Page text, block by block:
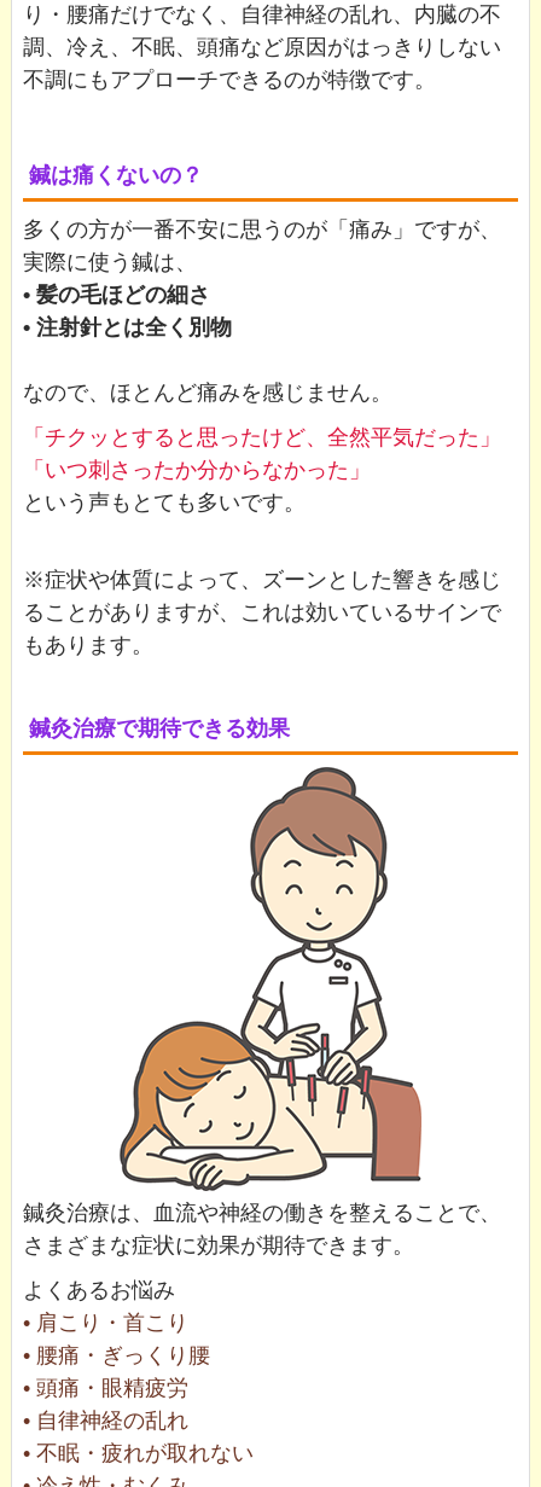
り・腰痛だけでなく、自律神経の乱れ、内臓の不
調、冷え、不眠、頭痛など原因がはっきりしない
不調にもアプローチできるのが特徴です。
鍼は痛くないの？
多くの方が一番不安に思うのが「痛み」ですが、
実際に使う鍼は、
• 髪の毛ほどの細さ
• 注射針とは全く別物
なので、ほとんど痛みを感じません。
「チクッとすると思ったけど、全然平気だった」
「いつ刺さったか分からなかった」
という声もとても多いです。
※症状や体質によって、ズーンとした響きを感じ
ることがありますが、これは効いているサインで
もあります。
鍼灸治療で期待できる効果
鍼灸治療は、血流や神経の働きを整えることで、
さまざまな症状に効果が期待できます。
よくあるお悩み
• 肩こり・首こり
• 腰痛・ぎっくり腰
• 頭痛・眼精疲労
• 自律神経の乱れ
• 不眠・疲れが取れない